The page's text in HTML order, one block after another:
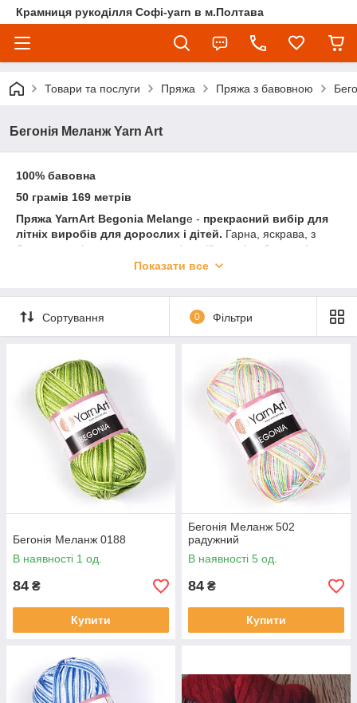
Крамниця рукоділля Софі-yarn в м.Полтава
Товари та послуги Пряжа Пряжа з бавовною
Бегонія Меланж Yarn Art
100% бавовна
50 грамів 169 метрів
Пряжа YarnArt Begonia Melange - прекрасний вибір для
літніх виробів для дорослих і дітей. Гарна, яскрава, з
багатою палітрою, меланжева (секційного фарбування),
м'яка, гладка, не блищить, не скручується, не линяє, трохи
УВАГА! Колір і відтінок на зображенні можуть відрізнятися від
фактичного кольору і відтінку пряжі з-за індивідуальних
налаштувань вашого монітора і в залежності від партії.
Показати все
Сортування 0 Фільтри
Бегонія Меланж 0188
В наявності 1 од.
84 ₴
Купити
Бегонія Меланж 502
радужний
В наявності 5 од.
84 ₴
Купити